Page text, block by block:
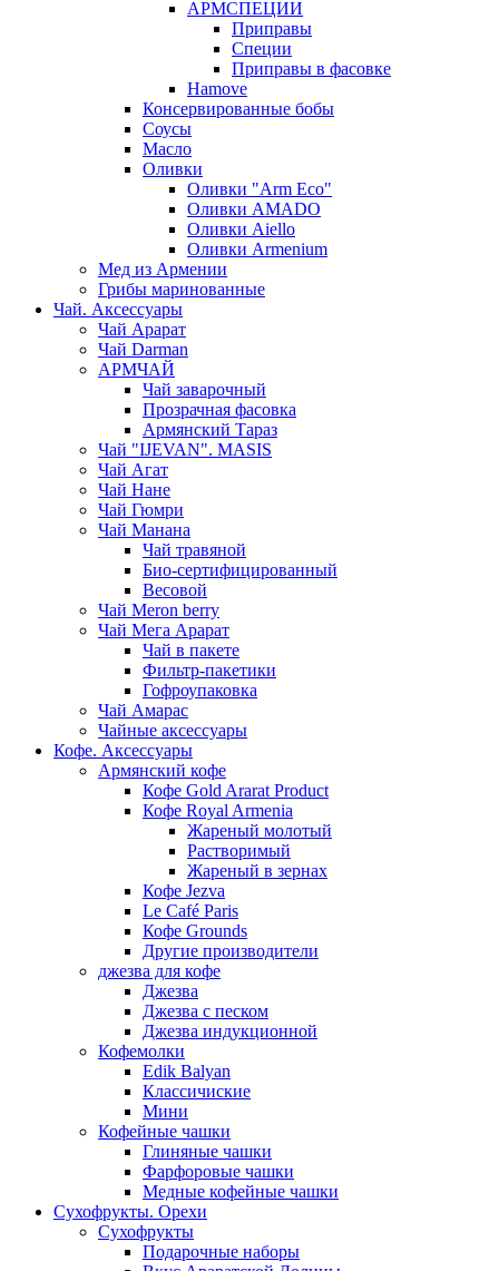
АРМСПЕЦИИ
Приправы
Специи
Приправы в фасовке
Hamove
Консервированные бобы
Соусы
Масло
Оливки
Оливки "Arm Eco"
Оливки AMADO
Оливки Aiello
Оливки Armenium
Мед из Армении
Грибы маринованные
Чай. Аксессуары
Чай Арарат
Чай Darman
АРМЧАЙ
Чай заварочный
Прозрачная фасовка
Армянский Тараз
Чай "IJEVAN". MASIS
Чай Агат
Чай Нане
Чай Гюмри
Чай Манана
Чай травяной
Био-сертифицированный
Весовой
Чай Meron berry
Чай Мега Арарат
Чай в пакете
Фильтр-пакетики
Гофроупаковка
Чай Амарас
Чайные аксессуары
Кофе. Аксессуары
Армянский кофе
Кофе Gold Ararat Product
Кофе Royal Armenia
Жареный молотый
Растворимый
Жареный в зернах
Кофе Jezva
Le Café Paris
Кофе Grounds
Другие производители
джезва для кофе
Джезва
Джезва с песком
Джезва индукционной
Кофемолки
Edik Balyan
Классичиские
Мини
Кофейные чашки
Глиняные чашки
Фарфоровые чашки
Медные кофейные чашки
Сухофрукты. Орехи
Сухофрукты
Подарочные наборы